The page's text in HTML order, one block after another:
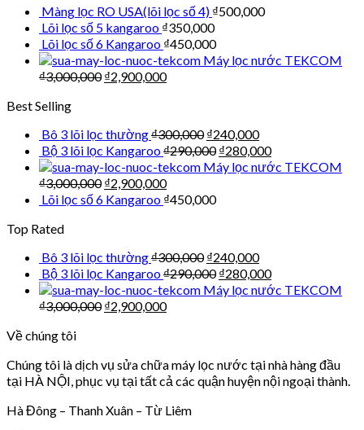
Màng lọc RO USA(lõi lọc số 4) ₫500,000
Lõi lọc số 5 kangaroo ₫350,000
Lõi lọc số 6 Kangaroo ₫450,000
Máy lọc nước TEKCOM
₫3,000,000 ₫2,900,000
Best Selling
Bô 3 lõi lọc thường₫300,000 ₫240,000
Bộ 3 lõi lọc Kangaroo₫290,000 ₫280,000
Máy lọc nước TEKCOM
₫3,000,000 ₫2,900,000
Lõi lọc số 6 Kangaroo ₫450,000
Top Rated
Bô 3 lõi lọc thường₫300,000 ₫240,000
Bộ 3 lõi lọc Kangaroo₫290,000 ₫280,000
Máy lọc nước TEKCOM
₫3,000,000 ₫2,900,000
Về chúng tôi
Chúng tôi là dịch vụ sửa chữa máy lọc nước tại nhà hàng đầu
tại HÀ NỘI, phục vụ tại tất cả các quận huyện nội ngoại thành.
Hà Đông – Thanh Xuân – Từ Liêm